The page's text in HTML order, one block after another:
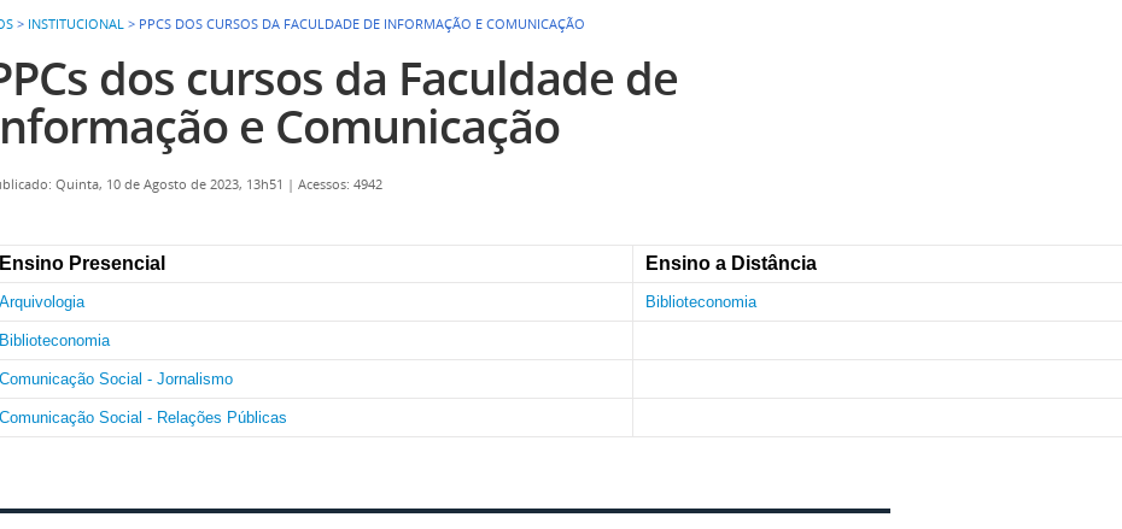
> INSTITUCIONAL > PPCS DOS CURSOS DA FACULDADE DE INFORMAÇÃO E COMUNICAÇÃO
dos cursos da Faculdade de
e Comunicação
Quinta, 10 de Agosto de 2023, 13h51 | Acessos: 4942
Ensino Presencial Ensino a Distância
Arquivologia Biblioteconomia
Biblioteconomia
Comunicação Social - Jornalismo
Comunicação Social - Relações Públicas